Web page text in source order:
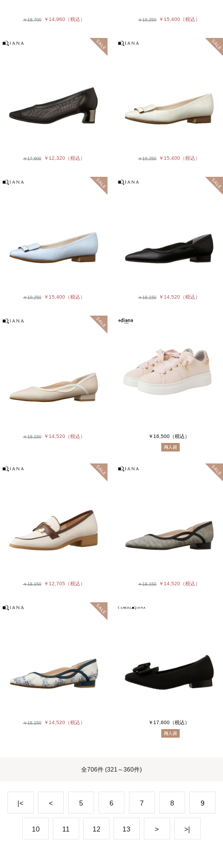
￥18,700 ￥14,960（税込） ￥19,250 ￥15,400 （税込）
￥17,600 ￥12,320（税込） ￥19,250 ￥15,400 （税込）
￥19,250 ￥15,400（税込） ￥18,150 ￥14,520 （税込）
￥18,150 ￥14,520（税込） ￥16,500 （税込）
￥18,150 ￥12,705 （税込） ￥18,150 ￥14,520 （税込）
￥18,150 ￥14,520（税込） ￥17,600 （税込）
全706件 (321～360件)
|< < 5 6 7 8 9
10 11 12 13 > >|